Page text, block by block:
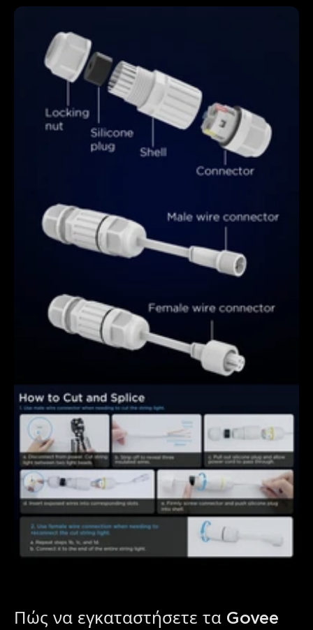
Πώς να εγκαταστήσετε τα Govee